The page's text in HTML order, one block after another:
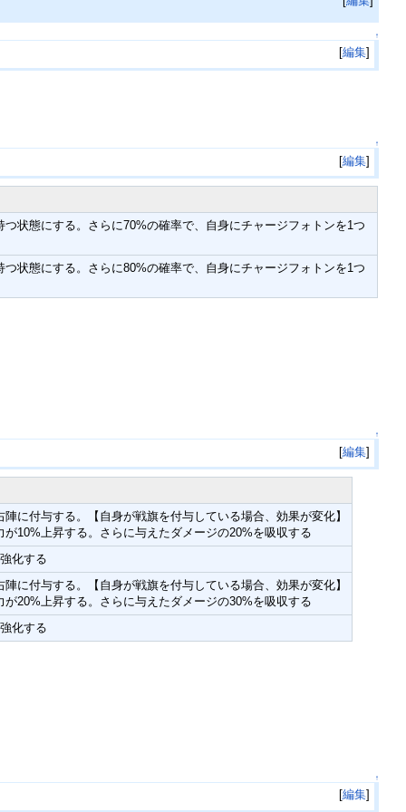
↑
[編集]
↑
[編集]
状態にする。さらに70%の確率で、自身にチャージフォトンを1つ
状態にする。さらに80%の確率で、自身にチャージフォトンを1つ
↑
[編集]
に付与する。【自身が戦旗を付与している場合、効果が変化】
10%上昇する。さらに与えたダメージの20%を吸収する
化する
に付与する。【自身が戦旗を付与している場合、効果が変化】
20%上昇する。さらに与えたダメージの30%を吸収する
化する
↑
[編集]